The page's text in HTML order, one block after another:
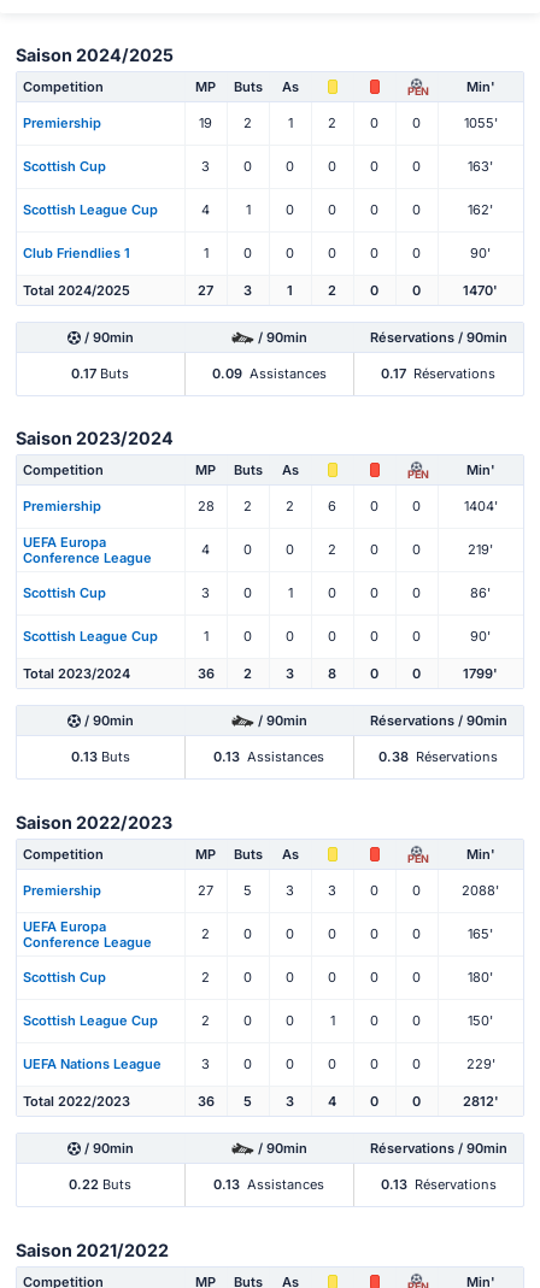
Saison 2024/2025
Competition MP Buts As PEN Min'
Premiership 19 2 1 2 0 0 1055'
Scottish Cup 3 0 0 0 0 0 163'
Scottish League Cup 4 1 0 0 0 0 162'
Club Friendlies 1 1 0 0 0 0 0 90'
Total 2024/2025 27 3 1 2 0 0 1470'
/ 90min / 90min Réservations / 90min
0.17 Buts 0.09 Assistances 0.17 Réservations
Saison 2023/2024
Competition MP Buts As PEN Min'
Premiership 28 2 2 6 0 0 1404'
UEFA Europa
Conference League
4 0 0 2 0 0 219'
Scottish Cup 3 0 1 0 0 0 86'
Scottish League Cup 1 0 0 0 0 0 90'
Total 2023/2024 36 2 3 8 0 0 1799'
/ 90min / 90min Réservations / 90min
0.13Buts 0.13 Assistances 0.38 Réservations
Saison 2022/2023
Competition MP Buts As PEN Min'
Premiership 27 5 3 3 0 0 2088'
UEFA Europa
Conference League
2 0 0 0 0 0 165'
Scottish Cup 2 0 0 0 0 0 180'
Scottish League Cup 2 0 0 1 0 0 150'
UEFA Nations League 3 0 0 0 0 0 229'
Total 2022/2023 36 5 3 4 0 0 2812'
/ 90min / 90min Réservations / 90min
0.22 Buts 0.13 Assistances 0.13 Réservations
Saison 2021/2022
Competition MP Buts As Min'